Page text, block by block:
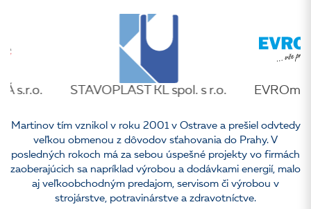
STAVOPLAST KL spol. s r.o. EVROmat a.s.
Martinov tím vznikol v roku 2001 v Ostrave a prešiel odvtedy
veľkou obmenou z dôvodov sťahovania do Prahy. V
posledných rokoch má za sebou úspešné projekty vo firmách
zaoberajúcich sa napríklad výrobou a dodávkami energií, malo
aj veľkoobchodným predajom, servisom či výrobou v
strojárstve, potravinárstve a zdravotníctve.